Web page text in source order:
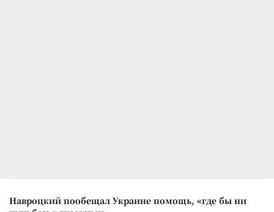
Навроцкий пообещал Украине помощь, «где бы ни